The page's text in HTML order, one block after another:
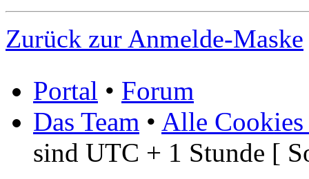
Zurück zur Anmelde-Maske
Portal • Forum
Das Team • Alle Cookies
sind UTC + 1 Stunde [